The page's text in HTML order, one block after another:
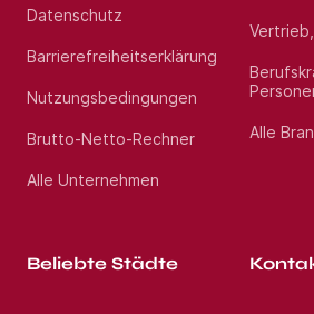
Datenschutz
Barrierefreiheitserklärung
Nutzungsbedingungen
Brutto-Netto-Rechner
Alle Unternehmen
Alle
Beliebte Städte